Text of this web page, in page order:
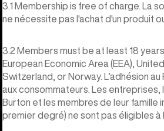
3.1 Membership is free of charge. La
ne nécessite pas l'achat d'un produit
3.2 Members must be at least 18
European Economic Area (EEA),
Switzerland, or Norway. L’adhésion
aux consommateurs. Les entreprises,
Burton et les membres de leur famille
premier degré) ne sont pas éligibles à